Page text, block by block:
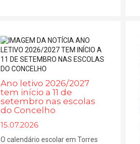
Ano letivo 2026/2027
tem início a 11 de
setembro nas escolas
do Concelho
15.07.2026
O calendário escolar em Torres